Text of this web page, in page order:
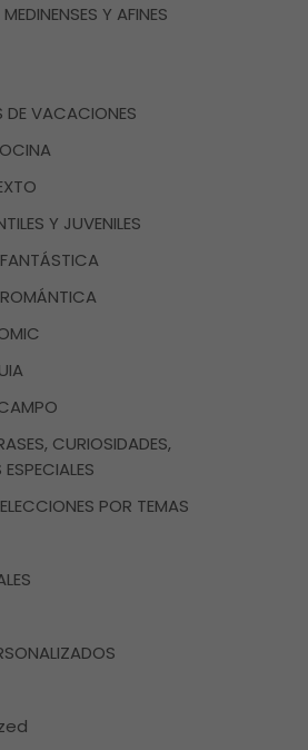
Y AFINES
DE VACACIONES
Y JUVENILES
CURIOSIDADES,
POR TEMAS